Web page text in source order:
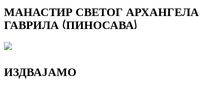
МАНАСТИР СВЕТОГ АРХАНГЕЛА
ГАВРИЛА (ПИНОСАВА)
ИЗДВАЈАМО